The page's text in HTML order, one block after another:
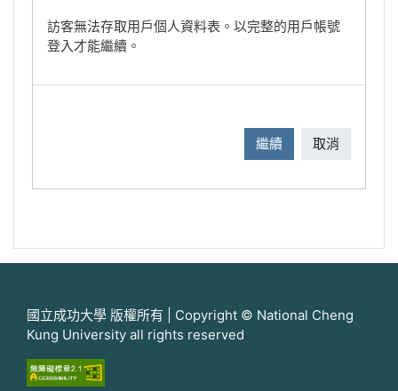
訪客無法存取用戶個人資料表。以完整的用戶帳號
登入才能繼續。
繼續 取消
國立成功大學 版權所有 | Copyright © National Cheng
Kung University all rights reserved